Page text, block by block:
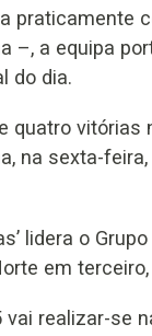
praticamente
–, a equipa
do dia.
quatro
na sexta-
lidera o
em
vai realizar-se